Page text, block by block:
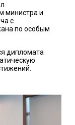
министра и
с
по особым
дипломата